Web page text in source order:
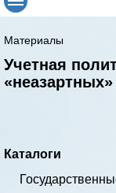
Материалы
Учетная
Каталоги